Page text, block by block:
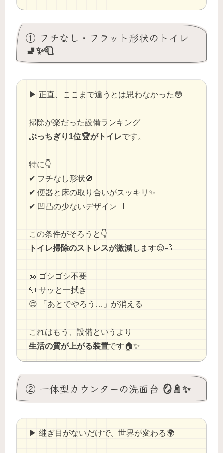
① フチなし・フラット形状のトイレ
🚽✨🧻
▶ 正直、ここまで違うとは思わなかった😳
掃除が楽だった設備ランキング
ぶっちぎり1位🏆がトイレです。
特に👇
✔ フチなし形状🚫
✔ 便器と床の取り合いがスッキリ✨
✔ 凹凸の少ないデザイン📐
この条件がそろうと👇
トイレ掃除のストレスが激減します😌💨
🧽 ゴシゴシ不要
🧻 サッと一拭き
😌 「あとでやろう…」が消える
これはもう、設備というより
生活の質が上がる装置です🏠✨
② 一体型カウンターの洗面台 🪞🚿✨
▶ 継ぎ目がないだけで、世界が変わる🌍